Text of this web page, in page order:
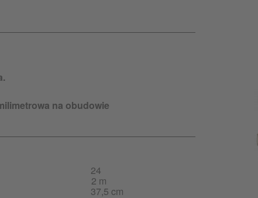
na obudowie
24
2 m
37,5 cm